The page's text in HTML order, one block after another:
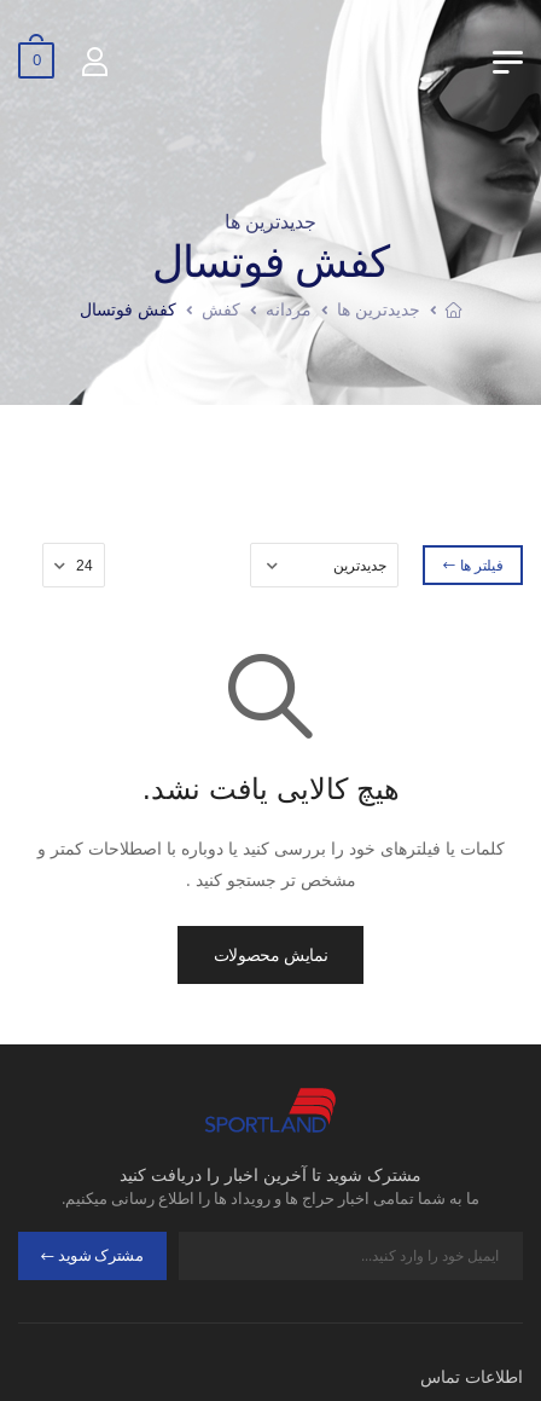
0
جدیدترین ها
کفش فوتسال
جدیدترین ها مردانه کفش کفش فوتسال
فیلتر ها
هیچ کالایی یافت نشد.
کلمات یا فیلترهای خود را بررسی کنید یا دوباره با اصطلاحات کمتر و
مشخص تر جستجو کنید .
نمایش محصولات
مشترک شوید تا آخرین اخبار را دریافت کنید
ما به شما تمامی اخبار حراج ها و رویداد ها را اطلاع رسانی میکنیم.
مشترک شوید
اطلاعات تماس